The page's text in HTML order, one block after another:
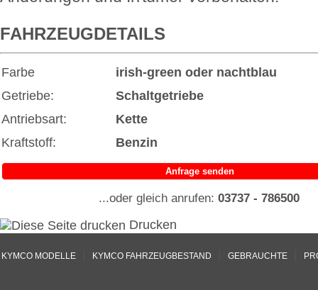
FAHRZEUGDETAILS
Farbe
irish-green oder nachtblau
Getriebe:
Schaltgetriebe
Antriebsart:
Kette
Kraftstoff:
Benzin
Anfrage senden
...oder gleich anrufen: 03737 - 786500
Drucken
KYMCO MODELLE KYMCO FAHRZEUGBESTAND GEBRAUCHTE